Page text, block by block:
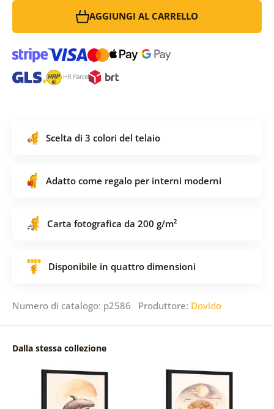
AGGIUNGI AL CARRELLO
Scelta di 3 colori del telaio
Adatto come regalo per interni moderni
Carta fotografica da 200 g/m²
Disponibile in quattro dimensioni
Numero di catalogo: p2586 Produttore: Dovido
Dalla stessa collezione